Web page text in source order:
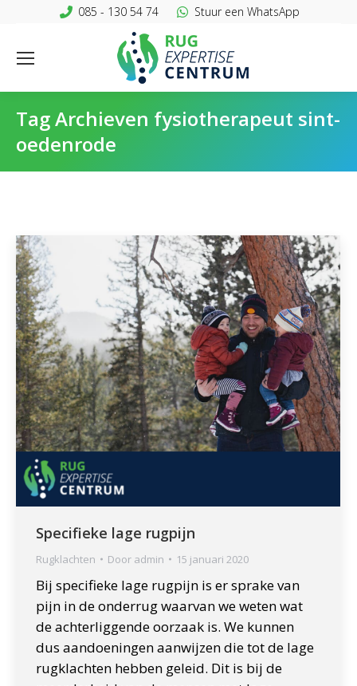
085 - 130 54 74 Stuur een WhatsApp
Tag Archieven fysiotherapeut sint-
oedenrode
Specifieke lage rugpijn
Rugklachten Door admin 15 januari 2020
Bij specifieke lage rugpijn is er sprake van
pijn in de onderrug waarvan we weten wat
de achterliggende oorzaak is. We kunnen
dus aandoeningen aanwijzen die tot de lage
rugklachten hebben geleid. Dit is bij de